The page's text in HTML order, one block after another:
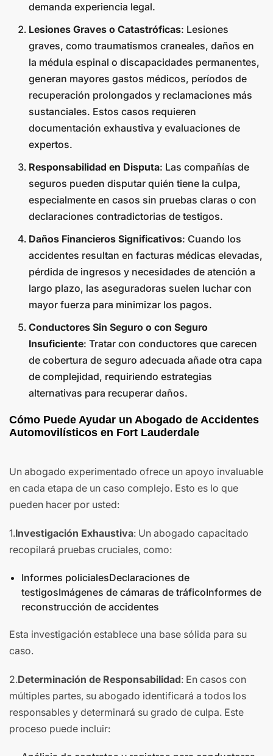
demanda experiencia legal.
Lesiones Graves o Catastróficas: Lesiones
graves, como traumatismos craneales, daños en
la médula espinal o discapacidades permanentes,
generan mayores gastos médicos, períodos de
recuperación prolongados y reclamaciones más
sustanciales. Estos casos requieren
documentación exhaustiva y evaluaciones de
expertos.
Responsabilidad en Disputa: Las compañías de
seguros pueden disputar quién tiene la culpa,
especialmente en casos sin pruebas claras o con
declaraciones contradictorias de testigos.
Daños Financieros Significativos: Cuando los
accidentes resultan en facturas médicas elevadas,
pérdida de ingresos y necesidades de atención a
largo plazo, las aseguradoras suelen luchar con
mayor fuerza para minimizar los pagos.
Conductores Sin Seguro o con Seguro
Insuficiente: Tratar con conductores que carecen
de cobertura de seguro adecuada añade otra capa
de complejidad, requiriendo estrategias
alternativas para recuperar daños.
Cómo Puede Ayudar un Abogado de Accidentes
Automovilísticos en Fort Lauderdale
Un abogado experimentado ofrece un apoyo invaluable
en cada etapa de un caso complejo. Esto es lo que
pueden hacer por usted:
1.Investigación Exhaustiva: Un abogado capacitado
recopilará pruebas cruciales, como:
Informes policialesDeclaraciones de
testigosImágenes de cámaras de tráficoInformes de
reconstrucción de accidentes
Esta investigación establece una base sólida para su
caso.
2.Determinación de Responsabilidad: En casos con
múltiples partes, su abogado identificará a todos los
responsables y determinará su grado de culpa. Este
proceso puede incluir: